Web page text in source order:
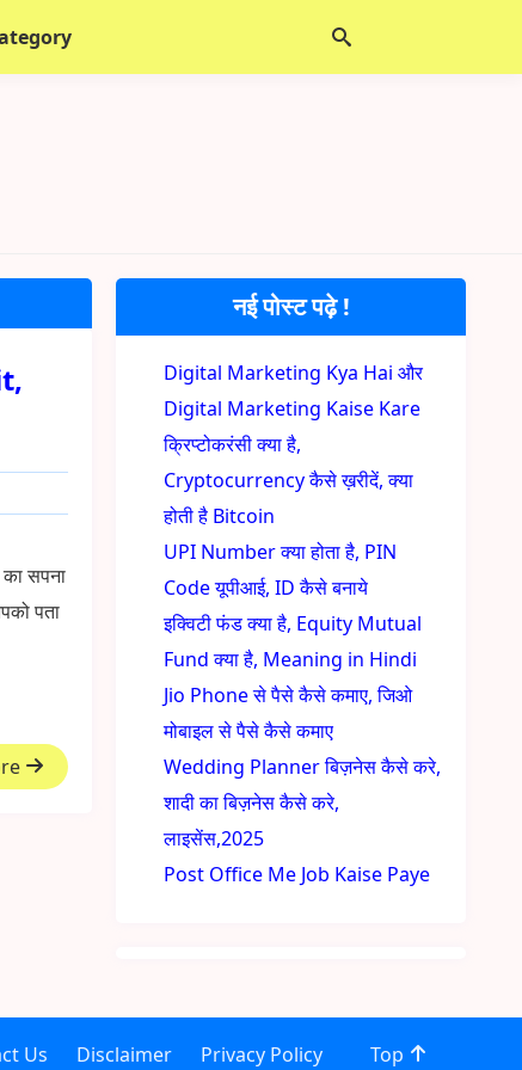
सपना
पता
नई पोस्ट पढ़े !
Digital Marketing Kya Hai और
Digital Marketing Kaise Kare
क्रिप्टोकरंसी क्या है,
Cryptocurrency कैसे ख़रीदें, क्या
होती है Bitcoin
UPI Number क्या होता है, PIN
Code यूपीआई, ID कैसे बनाये
इक्विटी फंड क्या है, Equity Mutual
Fund क्या है, Meaning in Hindi
Jio Phone से पैसे कैसे कमाए, जिओ
मोबाइल से पैसे कैसे कमाए
Wedding Planner बिज़नेस कैसे करे,
शादी का बिज़नेस कैसे करे,
लाइसेंस,2025
Post Office Me Job Kaise Paye
Us Disclaimer Privacy Policy Top